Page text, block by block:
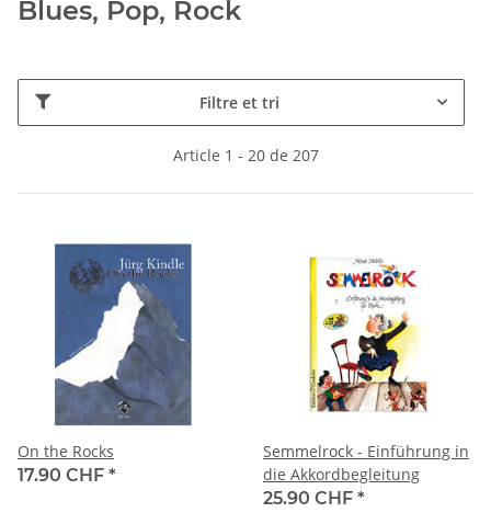
Blues, Pop, Rock
Filtre et tri
Article 1 - 20 de 207
On the Rocks
17.90 CHF *
Semmelrock - Einführung in
die Akkordbegleitung
25.90 CHF *